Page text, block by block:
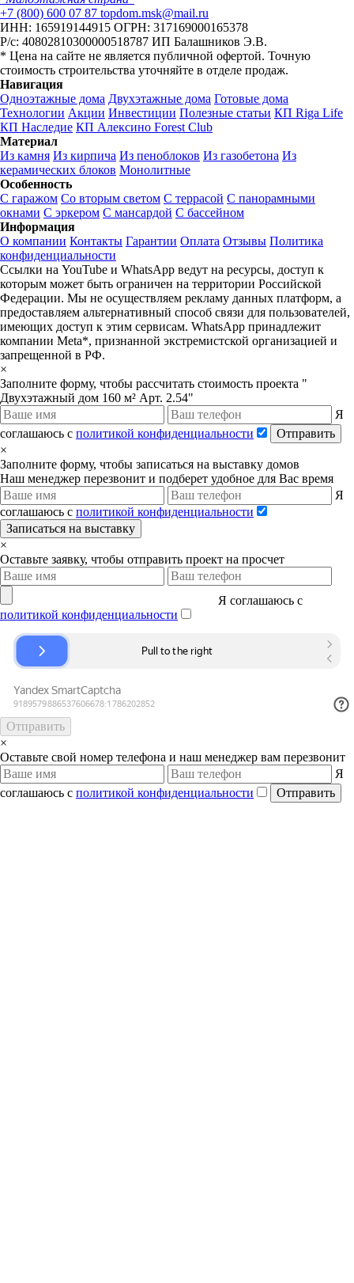
+7 (800) 600 07 87 topdom.msk@mail.ru
ИНН: 165919144915 ОГРН: 317169000165378
Р/с: 40802810300000518787 ИП Балашников Э.В.
* Цена на сайте не является публичной офертой. Точную
стоимость строительства уточняйте в отделе продаж.
Навигация
Одноэтажные дома Двухэтажные дома Готовые дома
Технологии Акции Инвестиции Полезные статьи КП Riga Life
КП Наследие КП Алексино Forest Club
Материал
Из камня Из кирпича Из пеноблоков Из газобетона Из
керамических блоков Монолитные
Особенность
С гаражом Со вторым светом С террасой С панорамными
окнами С эркером С мансардой С бассейном
Информация
О компании Контакты Гарантии Оплата Отзывы Политика
конфиденциальности
Ссылки на YouTube и WhatsApp ведут на ресурсы, доступ к
которым может быть ограничен на территории Российской
Федерации. Мы не осуществляем рекламу данных платформ, а
предоставляем альтернативный способ связи для пользователей,
имеющих доступ к этим сервисам. WhatsApp принадлежит
компании Meta*, признанной экстремистской организацией и
запрещенной в РФ.
×
Заполните форму, чтобы рассчитать стоимость проекта "
Двухэтажный дом 160 м² Арт. 2.54"
Я
соглашаюсь с политикой конфиденциальности
Отправить
×
Заполните форму, чтобы записаться на выставку домов
Наш менеджер перезвонит и подберет удобное для Вас время
Я
соглашаюсь с политикой конфиденциальности
Записаться на выставку
×
Оставьте заявку, чтобы отправить проект на просчет
Я соглашаюсь с
политикой конфиденциальности
Отправить
×
Оставьте свой номер телефона и наш менеджер вам перезвонит
Я
соглашаюсь с политикой конфиденциальности Отправить